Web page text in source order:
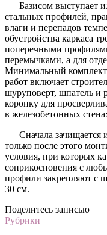
Базисом выступает
стальных профилей,
влаги и перепадов
обустройства каркаса
поперечными
перемычками, а для
Минимальный комплект
работ включает
шуруповерт, шпатель и
коронку для
в железобетонных
Сначала зачищается
только после этого
условия, при которых
соприкосновения с
профили закрепляют с
30 см.
Поделитесь записью
Рубрики